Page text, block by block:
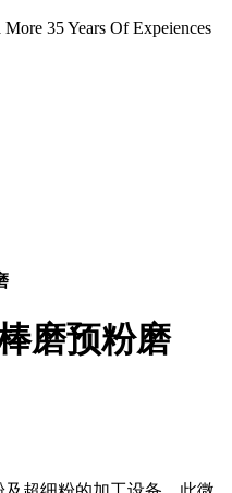
More 35 Years Of Expeiences
磨预粉磨